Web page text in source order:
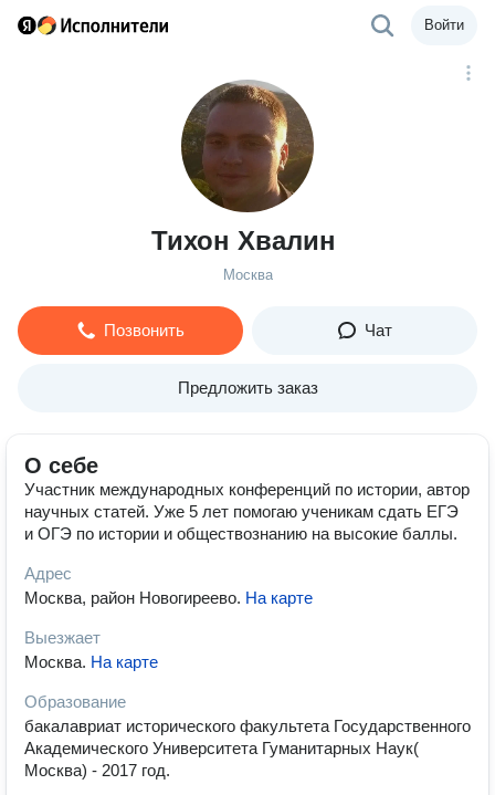
Войти
Тихон Хвалин
Москва
Позвонить Чат
Предложить заказ
О себе
Участник международных конференций по истории, автор
научных статей. Уже 5 лет помогаю ученикам сдать ЕГЭ
и ОГЭ по истории и обществознанию на высокие баллы.
Адрес
Москва, район Новогиреево. На карте
Выезжает
Москва. На карте
Образование
бакалавриат исторического факультета Государственного
Академического Университета Гуманитарных Наук(
Москва) - 2017 год.